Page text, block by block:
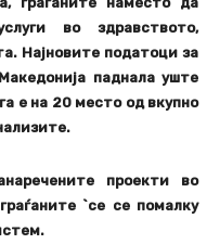
во здравството,
Најновите податоци за
паднала уште
е на 20 место од вкупно
проекти во
`се се помалку